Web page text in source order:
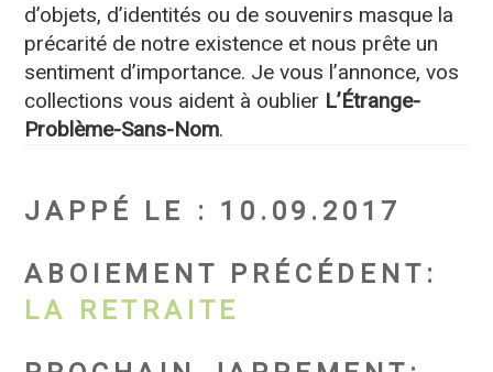
d’objets, d’identités ou de souvenirs masque la
précarité de notre existence et nous prête un
sentiment d’importance. Je vous l’annonce, vos
collections vous aident à oublier L’Étrange-
Problème-Sans-Nom.
JAPPÉ LE : 10.09.2017
ABOIEMENT PRÉCÉDENT :
LA RETRAITE